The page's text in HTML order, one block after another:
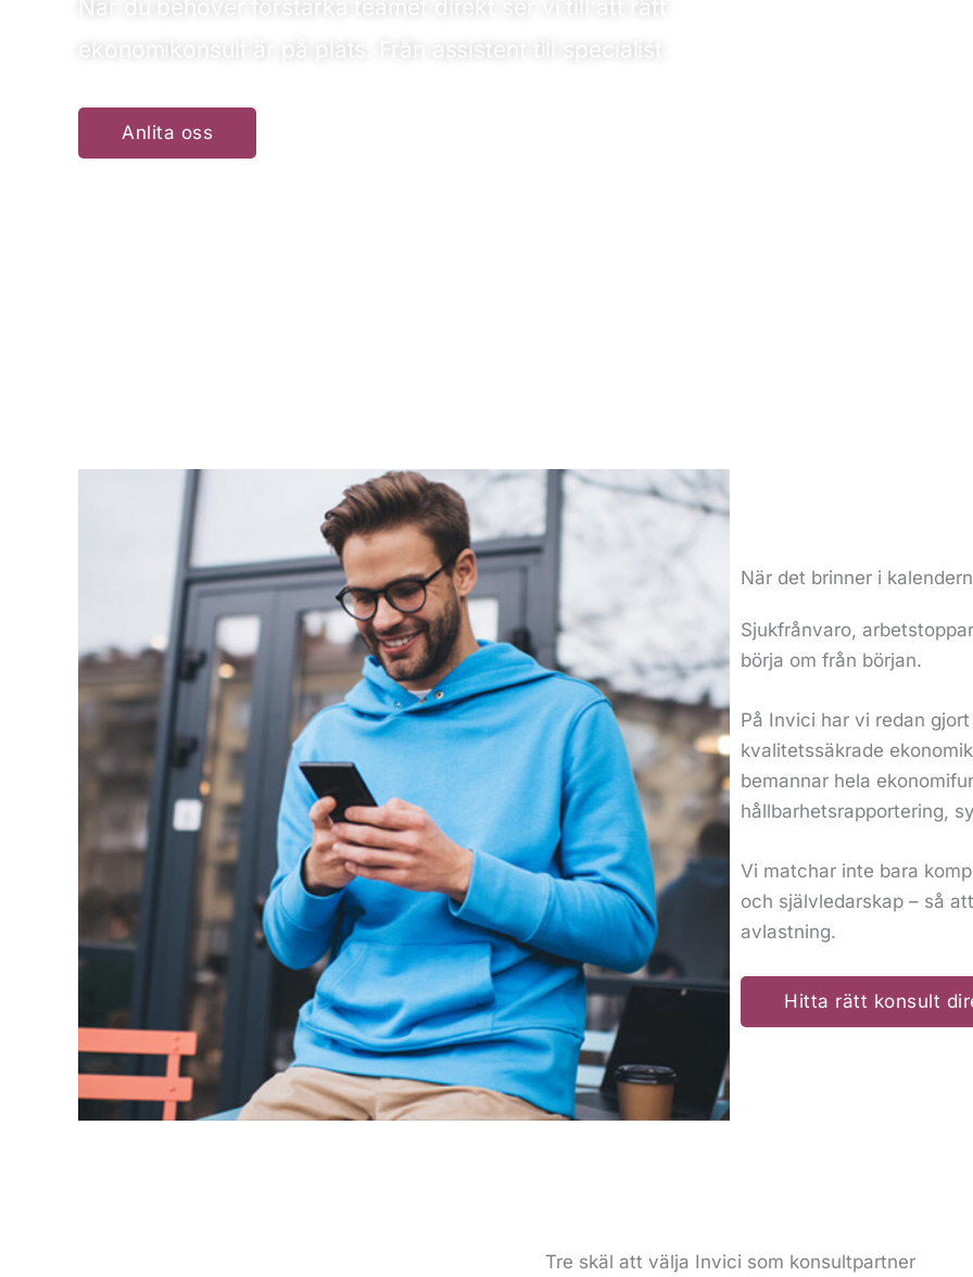
När du behöver förstärka teamet direkt ser vi till att rätt
ekonomikonsult är på plats. Från assistent till specialist.
Anlita oss
När det brinner i
Sjukfrånvaro,
börja om från början.
På Invici har vi redan
kvalitetssäkrade
bemannar hela
hållbarhetsrapportering,
Vi matchar inte bara
och självledarskap – så
avlastning.
Hitta rätt konsult
Tre skäl att välja Invici som konsultpartner